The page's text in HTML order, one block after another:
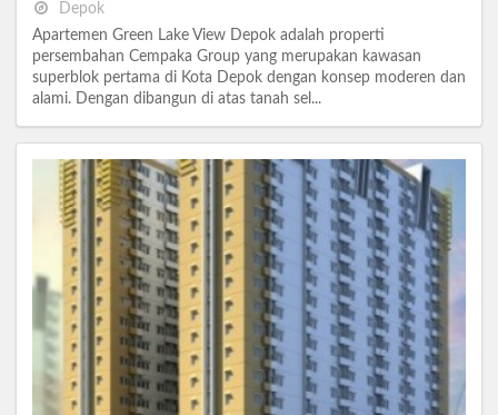
Depok
Apartemen Green Lake View Depok adalah properti
persembahan Cempaka Group yang merupakan kawasan
superblok pertama di Kota Depok dengan konsep moderen dan
alami. Dengan dibangun di atas tanah sel...